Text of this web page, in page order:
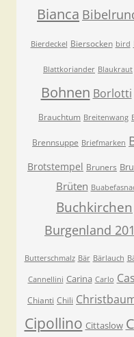
Bianca
Bierdeckel Biersocken bird
Blattkoriander Blaukraut
Bohnen Borlotti
Brauchtum Breitenwang
Brennsuppe Briefmarken
Brotstempel Bruners
Brüten
Buchkirchen
Burgenland
Butterschmalz Bär Bärlauch
Cannellini Carina Carlo
Chianti Chili
Cipollino Cittaslow